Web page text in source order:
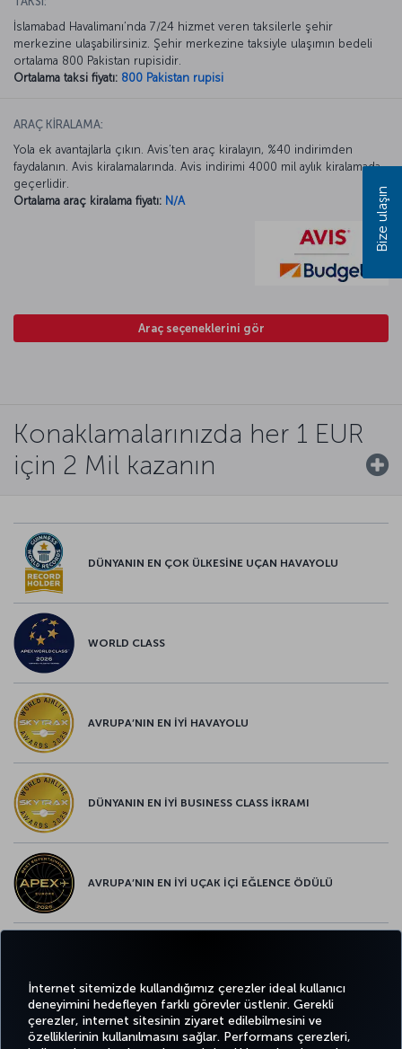
İnternet sitemizde kullandığımız çerezler ideal kullanıcı
deneyimini hedefleyen farklı görevler üstlenir. Gerekli
çerezler, internet sitesinin ziyaret edilebilmesini ve
özelliklerinin kullanılmasını sağlar. Performans çerezleri,
İslamabad Havalimanı’nda 7/24 hizmet veren taksilerle şehir
merkezine ulaşabilirsiniz. Şehir merkezine taksiyle ulaşımın bedeli
ortalama 800 Pakistan rupisidir.
Ortalama taksi fiyatı: 800 Pakistan rupisi
ARAÇ KİRALAMA:
Yola ek avantajlarla çıkın. Avis’ten araç kiralayın, %40 indirimden
faydalanın. Avis kiralamalarında. Avis indirimi 4000 mil aylık kiralamada
geçerlidir.
Ortalama araç kiralama fiyatı: N/A
Araç seçeneklerini gör
Konaklamalarınızda her 1 EUR
için 2 Mil kazanın
DÜNYANIN EN ÇOK ÜLKESİNE UÇAN HAVAYOLU
WORLD CLASS
AVRUPA’NIN EN İYİ HAVAYOLU
DÜNYANIN EN İYİ BUSINESS CLASS İKRAMI
AVRUPA’NIN EN İYİ UÇAK İÇİ EĞLENCE ÖDÜLÜ
Bize ulaşın